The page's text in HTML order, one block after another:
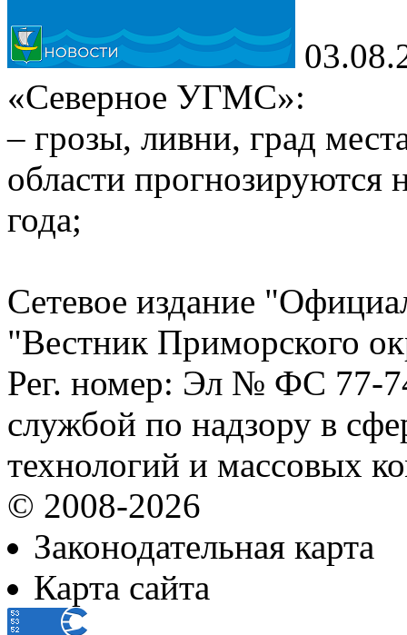
«Северное УГМС»:
– грозы, ливни, град
области прогнозируются
года;
Сетевое издание
"Вестник Приморского
Рег. номер: Эл № ФС 77-
службой по надзору в
технологий и массовых
© 2008-2026
Законодательная карта
Карта сайта